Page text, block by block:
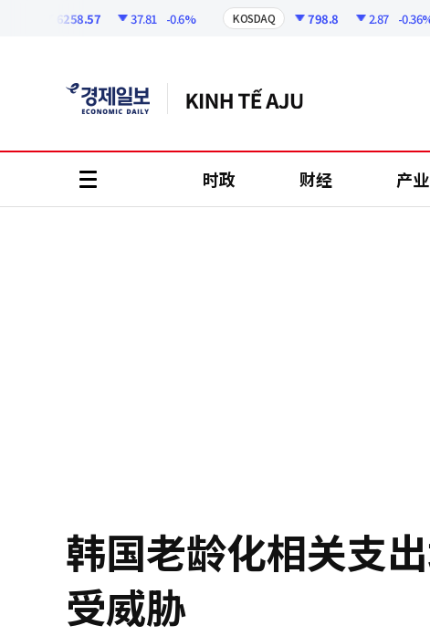
6258.57 37.81 -0.6% KOSDAQ 798.8 2.87 -0.36%
时政 财经 产业
韩国老龄化相关支
受威胁